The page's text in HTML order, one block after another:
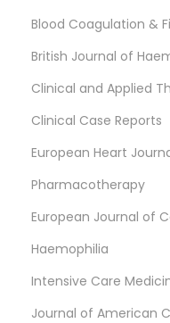
Blood Coagulation &
British Journal of
Clinical and Applied
Clinical Case Reports
European Heart
Pharmacotherapy
European Journal of
Haemophilia
Intensive Care
Journal of American